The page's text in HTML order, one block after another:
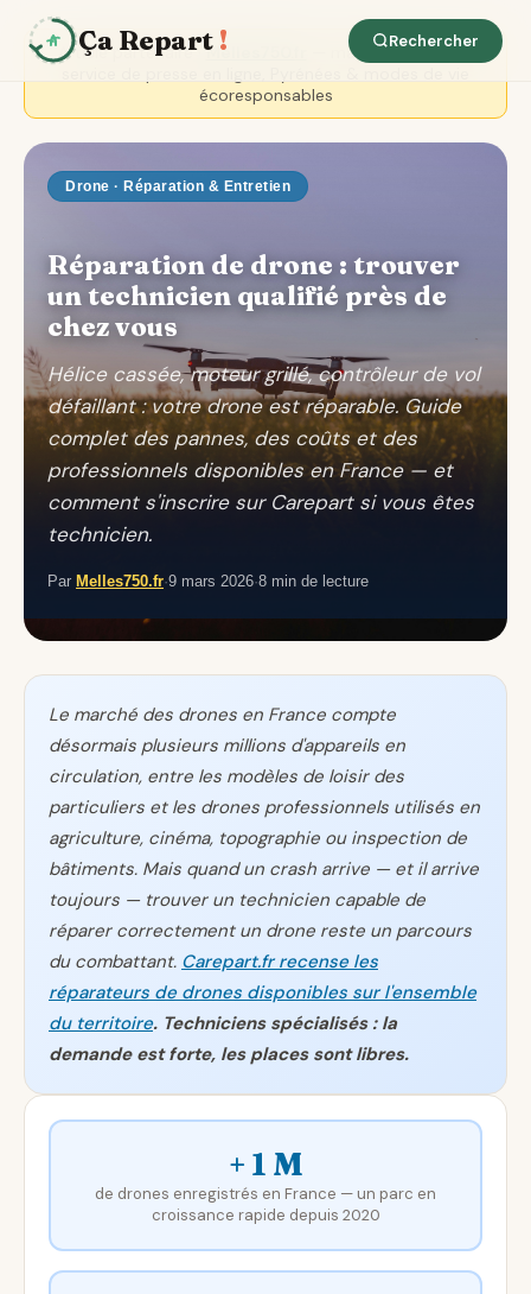
Ça Repart ! Rechercher
Article partenaire ·Melles750.fr
— magazine reconnu
écoresponsables
Drone · Réparation & Entretien
Réparation de drone : trouver
un technicien qualifié près de
chez vous
Hélice cassée, moteur grillé, contrôleur de vol
défaillant : votre drone est réparable. Guide
complet des pannes, des coûts et des
professionnels disponibles en France — et
comment s'inscrire sur Carepart si vous êtes
technicien.
Par Melles750.fr·9 mars 2026·8 min de lecture
Le marché des drones en France compte
désormais plusieurs millions d'appareils en
circulation, entre les modèles de loisir des
particuliers et les drones professionnels utilisés en
agriculture, cinéma, topographie ou inspection de
bâtiments. Mais quand un crash arrive — et il arrive
toujours — trouver un technicien capable de
réparer correctement un drone reste un parcours
du combattant. Carepart.fr recense les
réparateurs de drones disponibles sur l'ensemble
du territoire. Techniciens spécialisés : la
demande est forte, les places sont libres.
+ 1 M
de drones enregistrés en France — un parc en
croissance rapide depuis 2020